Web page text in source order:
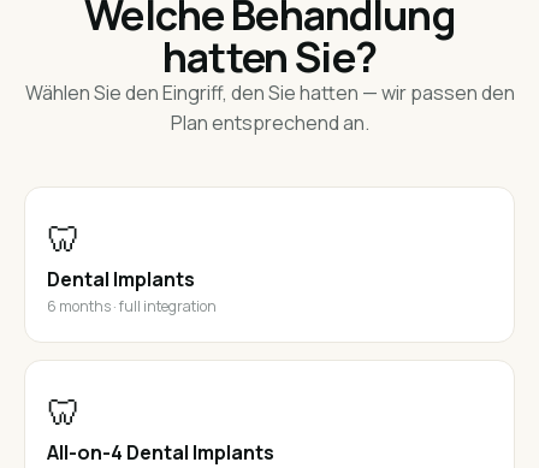
Welche Behandlung
hatten Sie?
Wählen Sie den Eingriff, den Sie hatten — wir passen den
Plan entsprechend an.
🦷
Dental Implants
6 months · full integration
🦷
All-on-4 Dental Implants